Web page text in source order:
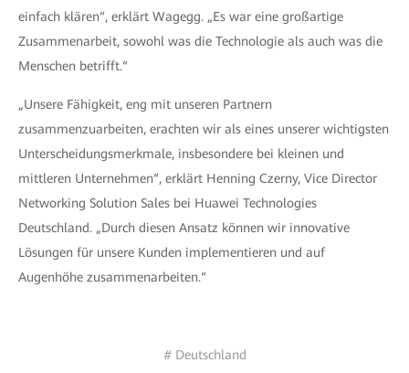
einfach klären“, erklärt Wagegg. „Es war eine großartige
Zusammenarbeit, sowohl was die Technologie als auch was die
Menschen betrifft.“
„Unsere Fähigkeit, eng mit unseren Partnern
zusammenzuarbeiten, erachten wir als eines unserer wichtigsten
Unterscheidungsmerkmale, insbesondere bei kleinen und
mittleren Unternehmen“, erklärt Henning Czerny, Vice Director
Networking Solution Sales bei Huawei Technologies
Deutschland. „Durch diesen Ansatz können wir innovative
Lösungen für unsere Kunden implementieren und auf
Augenhöhe zusammenarbeiten.“
# Deutschland